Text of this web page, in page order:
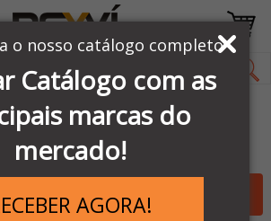
o nosso catálogo completo
Catálogo com as
marcas do
mercado!
AGORA!
Filtrar